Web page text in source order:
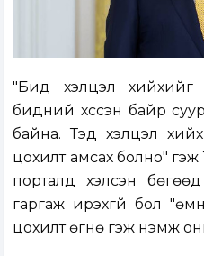
"Бид хэлцэл хийхийг
бидний хүссэн байр
байна. Тэд хэлцэл хийх
цохилт амсах болно"
порталд хэлсэн
гаргаж ирэхгүй бол
цохилт өгнө гэж нэмж